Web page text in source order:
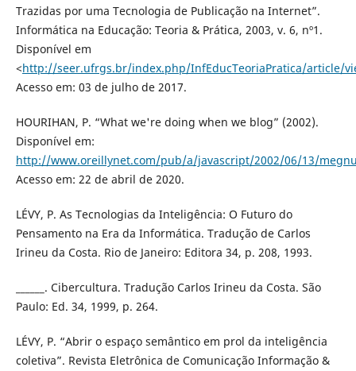
Trazidas por uma Tecnologia de Publicação na Internet”.
Informática na Educação: Teoria & Prática, 2003, v. 6, nº1.
Disponível em
<http://seer.ufrgs.br/index.php/InfEducTeoriaPratica/article/
Acesso em: 03 de julho de 2017.
HOURIHAN, P. “What we're doing when we blog” (2002).
Disponível em:
http://www.oreillynet.com/pub/a/javascript/2002/06/13/
Acesso em: 22 de abril de 2020.
LÉVY, P. As Tecnologias da Inteligência: O Futuro do
Pensamento na Era da Informática. Tradução de Carlos
Irineu da Costa. Rio de Janeiro: Editora 34, p. 208, 1993.
______. Cibercultura. Tradução Carlos Irineu da Costa. São
Paulo: Ed. 34, 1999, p. 264.
LÉVY, P. “Abrir o espaço semântico em prol da inteligência
coletiva”. Revista Eletrônica de Comunicação Informação &